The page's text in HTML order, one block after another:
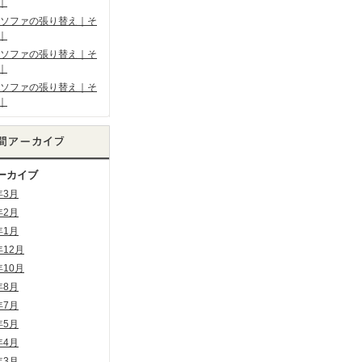
ファの張り替え｜そ
ファの張り替え｜そ
ファの張り替え｜そ
カイブ
月
月
月
月
月
月
月
月
月